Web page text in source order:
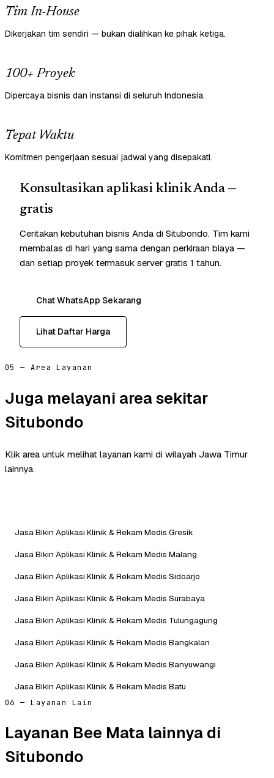
Tim In-House
Dikerjakan tim sendiri — bukan dialihkan ke pihak ketiga.
100+ Proyek
Dipercaya bisnis dan instansi di seluruh Indonesia.
Tepat Waktu
Komitmen pengerjaan sesuai jadwal yang disepakati.
Konsultasikan aplikasi klinik Anda —
gratis
Ceritakan kebutuhan bisnis Anda di Situbondo. Tim kami
membalas di hari yang sama dengan perkiraan biaya —
dan setiap proyek termasuk server gratis 1 tahun.
Chat WhatsApp Sekarang
Lihat Daftar Harga
05 — Area Layanan
Juga melayani area sekitar
Situbondo
Klik area untuk melihat layanan kami di wilayah Jawa Timur
lainnya.
Jasa Bikin Aplikasi Klinik & Rekam Medis Gresik
Jasa Bikin Aplikasi Klinik & Rekam Medis Malang
Jasa Bikin Aplikasi Klinik & Rekam Medis Sidoarjo
Jasa Bikin Aplikasi Klinik & Rekam Medis Surabaya
Jasa Bikin Aplikasi Klinik & Rekam Medis Tulungagung
Jasa Bikin Aplikasi Klinik & Rekam Medis Bangkalan
Jasa Bikin Aplikasi Klinik & Rekam Medis Banyuwangi
Jasa Bikin Aplikasi Klinik & Rekam Medis Batu
06 — Layanan Lain
Layanan Bee Mata lainnya di
Situbondo